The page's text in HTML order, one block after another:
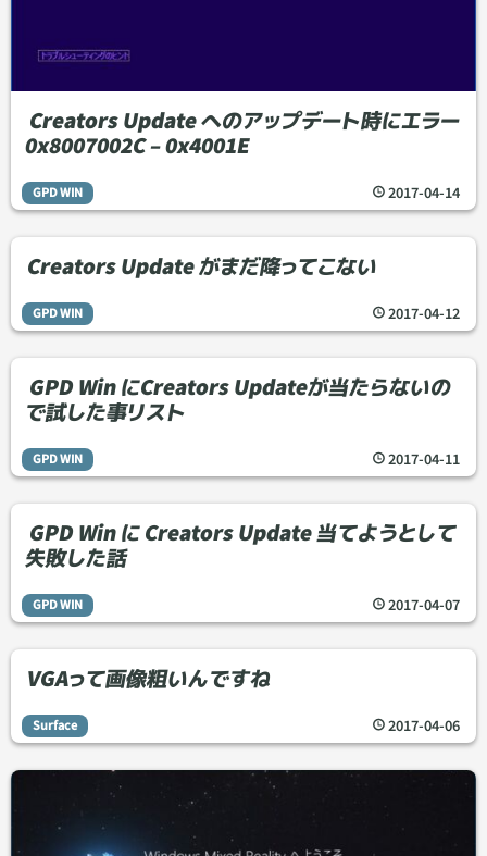
2017-04-14
Creators Update へのアップデート時にエラー
0x8007002C – 0x4001E
GPD WIN
2017-04-12
Creators Update がまだ降ってこない
GPD WIN
2017-04-11
GPD Win にCreators Updateが当たらないの
で試した事リスト
GPD WIN
2017-04-07
GPD Win に Creators Update 当てようとして
失敗した話
GPD WIN
2017-04-06
VGAって画像粗いんですね
Surface